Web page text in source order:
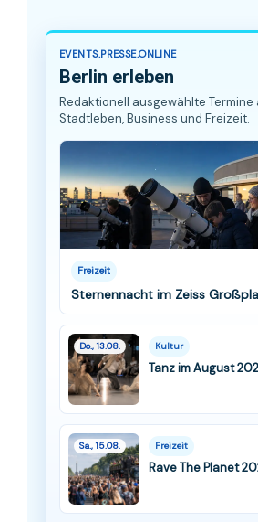
EVENTS.PRESSE.ONLINE
Berlin erleben
Redaktionell ausgewählte Termine
Stadtleben, Business und Freizeit.
Freizeit
Sternennacht im Zeiss
Do., 13.08. Kultur
Tanz im August
Sa., 15.08. Freizeit
Rave The Planet